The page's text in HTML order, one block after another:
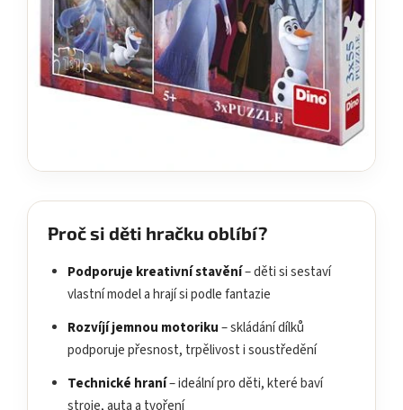
Proč si děti hračku oblíbí?
Podporuje kreativní stavění– děti si sestaví
vlastní model a hrají si podle fantazie
Rozvíjí jemnou motoriku– skládání dílků
podporuje přesnost, trpělivost i soustředění
Technické hraní– ideální pro děti, které baví
stroje, auta a tvoření